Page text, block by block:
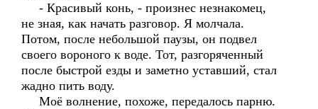
- Красивый конь, - произнес незнакомец,
не зная, как начать разговор. Я молчала.
Потом, после небольшой паузы, он подвел
своего вороного к воде. Тот, разгоряченный
после быстрой езды и заметно уставший, стал
жадно пить воду.
Моё волнение, похоже, передалось парню.